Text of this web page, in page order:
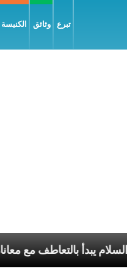
وثائق تبرع
بارولين: السلام يبدأ